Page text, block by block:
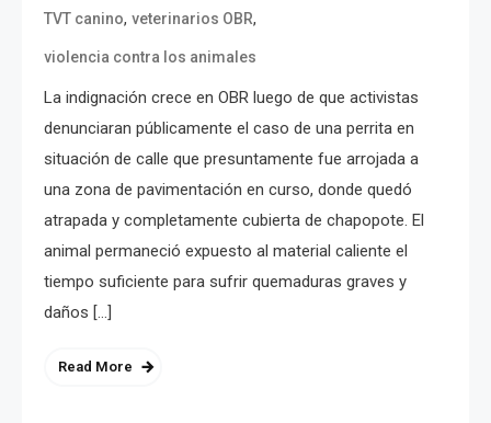
TVT canino, veterinarios OBR,
violencia contra los animales
La indignación crece en OBR luego de que activistas
denunciaran públicamente el caso de una perrita en
situación de calle que presuntamente fue arrojada a
una zona de pavimentación en curso, donde quedó
atrapada y completamente cubierta de chapopote. El
animal permaneció expuesto al material caliente el
tiempo suficiente para sufrir quemaduras graves y
daños […]
Read More